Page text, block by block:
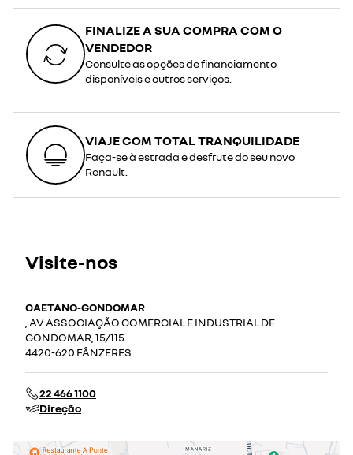
FINALIZE A SUA COMPRA COM O
VENDEDOR
Consulte as opções de financiamento
disponíveis e outros serviços.
VIAJE COM TOTAL TRANQUILIDADE
Faça-se à estrada e desfrute do seu novo
Renault.
Visite-nos
CAETANO-GONDOMAR
, AV.ASSOCIAÇÃO COMERCIAL E INDUSTRIAL DE
GONDOMAR, 15/115
4420-620 FÂNZERES
22 466 1100
Direção